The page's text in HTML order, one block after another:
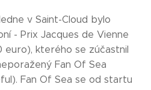
v Saint-Cloud bylo
- Prix Jacques de Vienne
euro), kterého se zúčastnil
Fan Of Sea
Fan Of Sea se od startu